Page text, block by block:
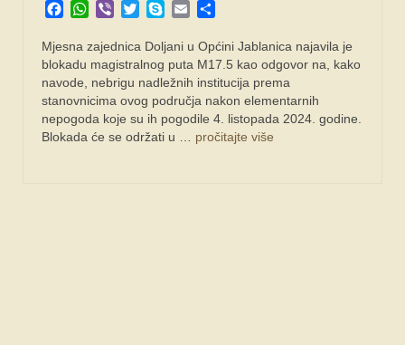
Facebook
WhatsApp
Viber TwitterSkypeEmail
Mjesna zajednica Doljani u Općini Jablanica najavila je
blokadu magistralnog puta M17.5 kao odgovor na, kako
navode, nebrigu nadležnih institucija prema
stanovnicima ovog područja nakon elementarnih
nepogoda koje su ih pogodile 4. listopada 2024. godine.
Blokada će se održati u … pročitajte više